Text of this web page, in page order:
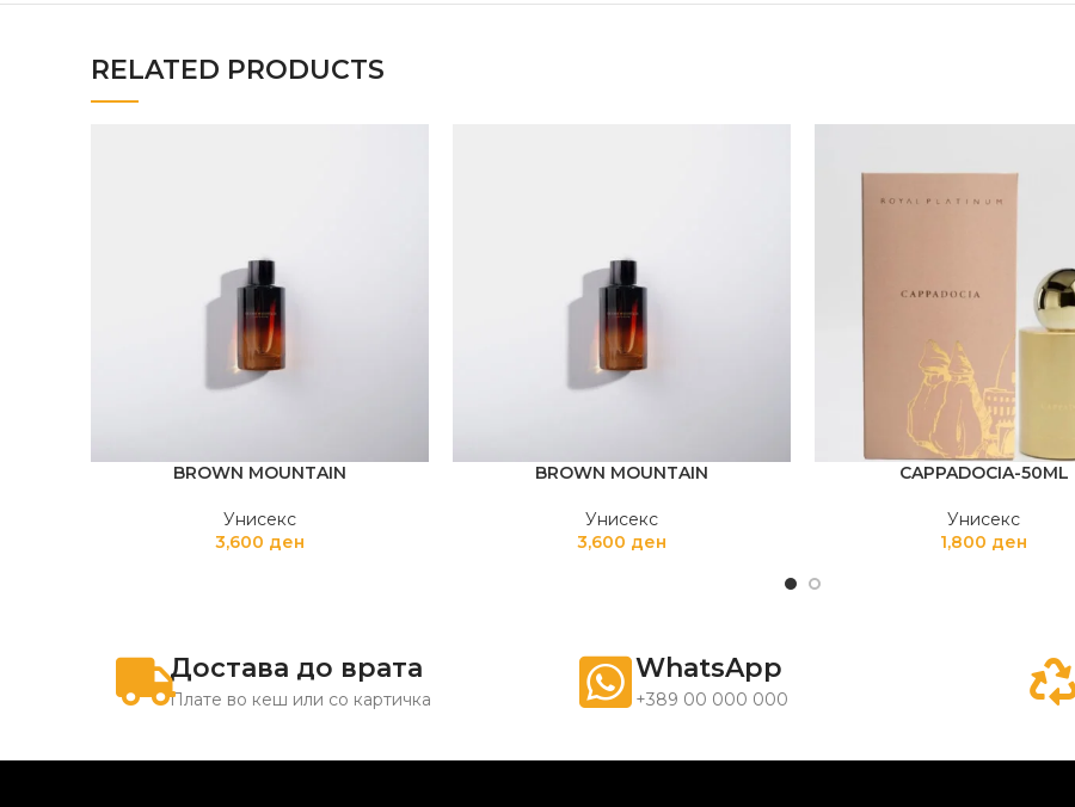
RELATED PRODUCTS
BROWN MOUNTAIN
Унисекс
3,600 ден
BROWN MOUNTAIN
Унисекс
3,600 ден
CAPPADOCIA-50ML
Унисекс
1,800 ден
Достава до врата
Плате во кеш или со картичка
WhatsApp
+389 00 000 000